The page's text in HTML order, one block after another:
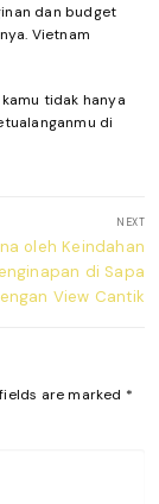
dan budget
Vietnam
tidak hanya
di
NEXT
oleh Keindahan
di Sapa
View Cantik
are marked *